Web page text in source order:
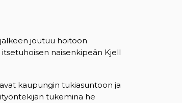
joutuu hoitoon
naisenkipeän Kjell
kaupungin tukiasuntoon ja
tukemina he